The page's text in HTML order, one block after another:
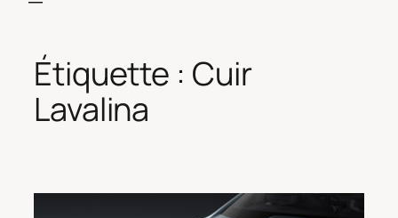
Étiquette : Cuir
Lavalina